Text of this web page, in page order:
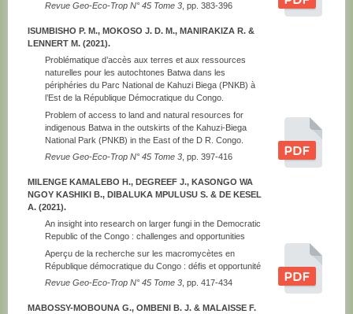
Revue Geo-Eco-Trop N° 45 Tome 3 , pp. 383-396
ISUMBISHO P. M., MOKOSO J. D. M., MANIRAKIZA R. &
LENNERT M. (2021).
Problématique d’accès aux terres et aux ressources
naturelles pour les autochtones Batwa dans les
périphéries du Parc National de Kahuzi Biega (PNKB) à
l’Est de la République Démocratique du Congo.
Problem of access to land and natural resources for
indigenous Batwa in the outskirts of the Kahuzi-Biega
National Park (PNKB) in the East of the D R. Congo.
Revue Geo-Eco-Trop N° 45 Tome 3 , pp. 397-416
MILENGE KAMALEBO H., DEGREEF J., KASONGO WA
NGOY KASHIKI B., DIBALUKA MPULUSU S. & DE KESEL
A. (2021).
An insight into research on larger fungi in the Democratic
Republic of the Congo : challenges and opportunities
Aperçu de la recherche sur les macromycètes en
République démocratique du Congo : défis et opportunité
Revue Geo-Eco-Trop N° 45 Tome 3 , pp. 417-434
MABOSSY-MOBOUNA G., OMBENI B. J. & MALAISSE F.